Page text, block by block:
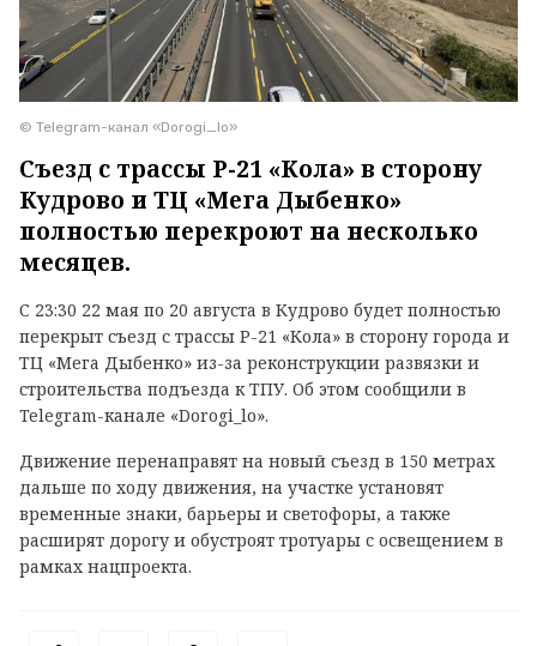
© Telegram-канал «Dorogi_lo»
Съезд с трассы Р-21 «Кола» в сторону
Кудрово и ТЦ «Мега Дыбенко»
полностью перекроют на несколько
месяцев.
С 23:30 22 мая по 20 августа в Кудрово будет полностью
перекрыт съезд с трассы Р-21 «Кола» в сторону города и
ТЦ «Мега Дыбенко» из-за реконструкции развязки и
строительства подъезда к ТПУ. Об этом сообщили в
Telegram-канале «Dorogi_lo».
Движение перенаправят на новый съезд в 150 метрах
дальше по ходу движения, на участке установят
временные знаки, барьеры и светофоры, а также
расширят дорогу и обустроят тротуары с освещением в
рамках нацпроекта.